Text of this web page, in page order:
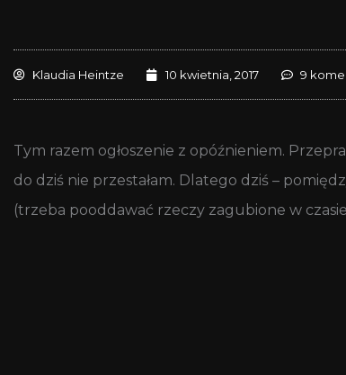
Klaudia Heintze 10 kwietnia, 2017 9
Tym razem ogłoszenie z opóźnieniem.
do dziś nie przestałam. Dlatego dziś –
(trzeba pooddawać rzeczy zagubione w